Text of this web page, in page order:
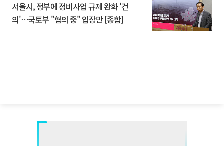
서울시, 정부에 정비사업 규제 완화 '건
의'⋯국토부 "협의 중" 입장만 [종합]